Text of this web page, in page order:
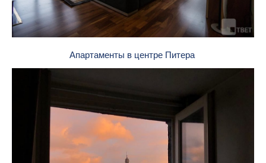
Апартаменты в центре Питера